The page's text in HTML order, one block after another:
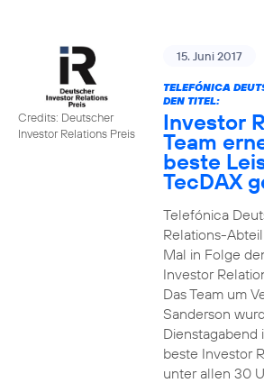
Credits: Deutscher
Investor Relations Preis
15. Juni 2017
TELEFÓNICA
DEN TITEL:
Investor
Team
beste
TecDAX
Telefónica
Relations-
Mal in Folge
Investor
Das Team um
Sanderson
Dienstagabend
beste Investor
unter allen 30